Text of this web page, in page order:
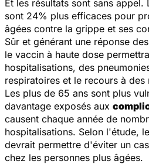
Et les résultats sont sans appel.
sont 24% plus efficaces pour
âgées contre la grippe et ses
Sûr et générant une réponse
le vaccin à haute dose
hospitalisations, des
respiratoires et le recours à des
Les plus de 65 ans sont plus
davantage exposés aux
causent chaque année de
hospitalisations. Selon l'étude,
devrait permettre d'éviter un
chez les personnes plus âgées.